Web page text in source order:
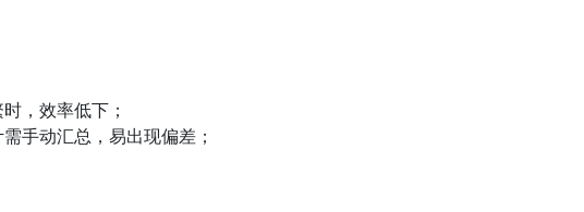
，效率低下；
手动汇总，易出现偏差；